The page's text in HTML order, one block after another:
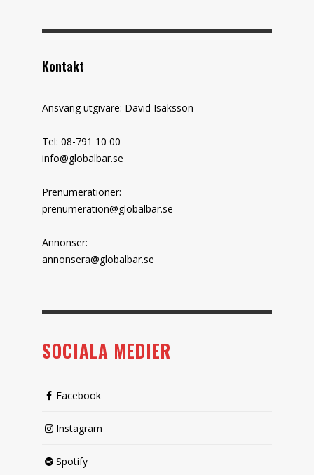
Kontakt
Ansvarig utgivare: David Isaksson
Tel: 08-791 10 00
info@globalbar.se
Prenumerationer:
prenumeration@globalbar.se
Annonser:
annonsera@globalbar.se
SOCIALA MEDIER
Facebook
Instagram
Spotify